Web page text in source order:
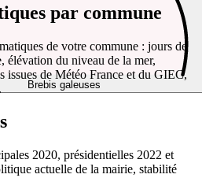
Brebis galeuses
par commune
de votre commune : jours de
élévation du niveau de la mer,
issues de Météo France et du GIEC,
2020, présidentielles 2022 et
actuelle de la mairie, stabilité